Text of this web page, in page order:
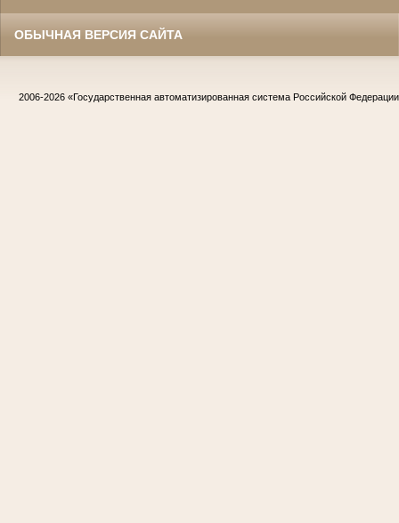
ОБЫЧНАЯ ВЕРСИЯ САЙТА
2006-2026 «Государственная автоматизированная система Российской